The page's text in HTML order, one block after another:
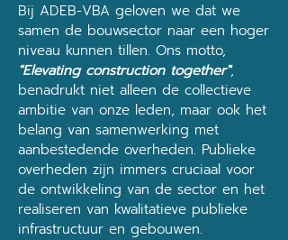
Bij ADEB-VBA geloven we dat we
samen de bouwsector naar een hoger
niveau kunnen tillen. Ons motto,
"Elevating construction together",
benadrukt niet alleen de collectieve
ambitie van onze leden, maar ook het
belang van samenwerking met
aanbestedende overheden. Publieke
overheden zijn immers cruciaal voor
de ontwikkeling van de sector en het
realiseren van kwalitatieve publieke
infrastructuur en gebouwen.